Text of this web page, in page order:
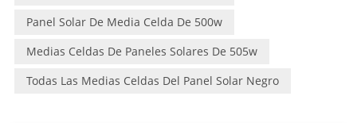
Panel Solar De Media Celda De 500w
Medias Celdas De Paneles Solares De 505w
Todas Las Medias Celdas Del Panel Solar Negro